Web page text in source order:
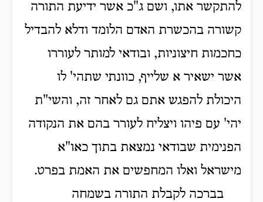
להתקשר אתו, ושם ג"כ אשר ידיעת התורה
קשורה בהכשרת האדם הלומד ודלא להבדיל
כחכמות חיצוניות, ובודאי למותר לעוררו
אשר ישאיר א שלייף, כוונתי שתהי' לו
היכולת להפגש אתם גם לאחר זה, והשי"ת
יהי' עם פיהו ויצליח לעורר בהם את הנקודה
הפנימית שבודאי נמצאת בתוך כאו"א
מישראל ואלו המחפשים את האמת בפרט.
בברכה לקבלת התורה בשמחה